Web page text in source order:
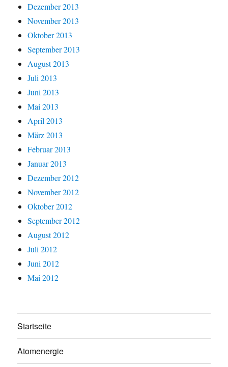
Dezember 2013
November 2013
Oktober 2013
September 2013
August 2013
Juli 2013
Juni 2013
Mai 2013
April 2013
März 2013
Februar 2013
Januar 2013
Dezember 2012
November 2012
Oktober 2012
September 2012
August 2012
Juli 2012
Juni 2012
Mai 2012
Startseite
Atomenergie